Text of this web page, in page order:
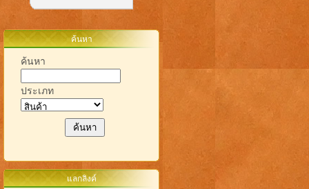
ค้นหา
ค้นหา
ประเภท
แลกลิงค์